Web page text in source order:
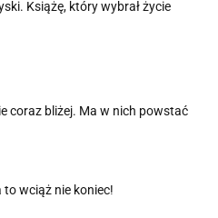
Książę, który wybrał życie
coraz bliżej. Ma w nich powstać
wciąż nie koniec!